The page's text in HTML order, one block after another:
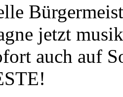
jetzt
auch auf